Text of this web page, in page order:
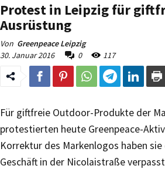
Protest in Leipzig für
Ausrüstung
Von Greenpeace Leipzig
30. Januar 2016
0 117
Für giftfreie Outdoor-Produkte der
protestierten heute Greenpeace-
Korrektur des Markenlogos haben
Geschäft in der Nicolaistraße